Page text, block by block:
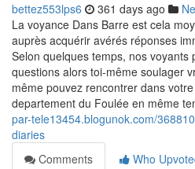
bettez553lps6 361 days ago
La voyance Dans Barre est cela
auprès acquérir avérés réponses
Selon quelques temps, nos
questions alors toi-même soulager
même pouvez rencontrer dans
departement du Foulée en même
par-tele13454.blogunok.com/
diaries
Comments
Who